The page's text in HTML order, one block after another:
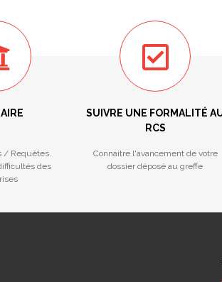
/ Requêtes.
des
SUIVRE UNE FORMALITÉ
RCS
Connaitre l'avancement de votre
dossier déposé au greffe